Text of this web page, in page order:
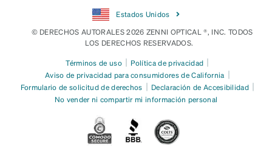
Estados Unidos
© DERECHOS AUTORALES 2026 ZENNI OPTICAL ®, INC. TODOS
LOS DERECHOS RESERVADOS.
Términos de uso | Política de privacidad |
Aviso de privacidad para consumidores de California |
Formulario de solicitud de derechos | Declaración de Accesibilidad |
No vender ni compartir mi información personal